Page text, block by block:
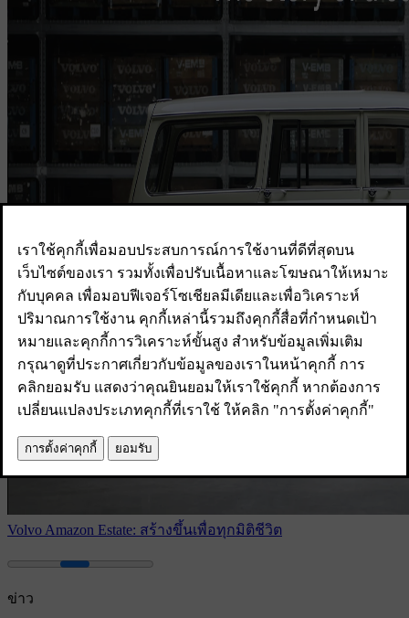
Volvo Amazon Estate: สร้างขึ้นเพื่อทุกมิติชีวิต
ข่าว